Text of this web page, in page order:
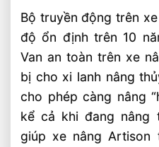
Bộ truyền động trên
độ ổn định trên 10
Van an toàn trên xe
bị cho xi lanh nâng
cho phép càng nâng
kể cả khi đang nâng
giúp xe nâng Artison